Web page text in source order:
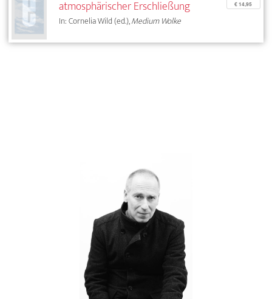
atmosphärischer Erschließung
In: Cornelia Wild (ed.),Medium Wolke
€ 14,95